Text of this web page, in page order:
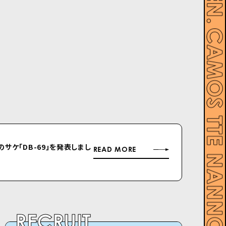
ケ「DB-69」を発表しまし READ MORE